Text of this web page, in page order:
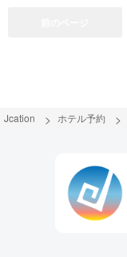
Jcation ホテル予約